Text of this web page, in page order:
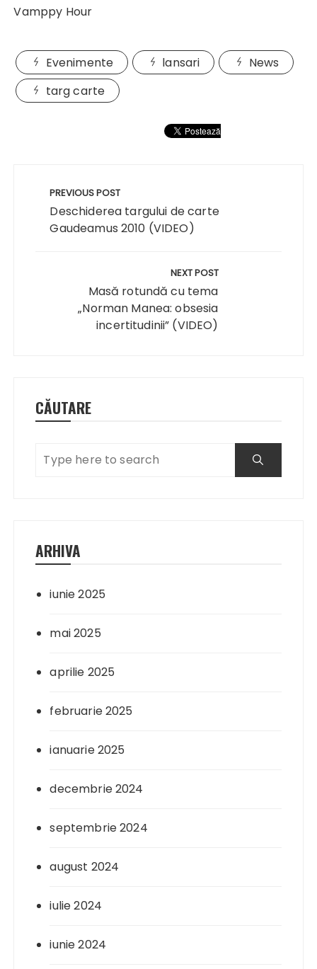
Vamppy Hour
Evenimente lansari
News
targ carte
articole
PREVIOUS POST
Deschiderea targului de carte
Gaudeamus 2010 (VIDEO)
NEXT POST
Masă rotundă cu tema
„Norman Manea: obsesia
incertitudinii” (VIDEO)
CĂUTARE
ARHIVA
iunie 2025
mai 2025
aprilie 2025
februarie 2025
ianuarie 2025
decembrie 2024
septembrie 2024
august 2024
iulie 2024
iunie 2024